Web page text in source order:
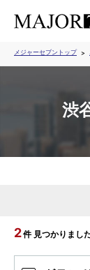
メジャーセブントップ
渋
2件 見つかりまし